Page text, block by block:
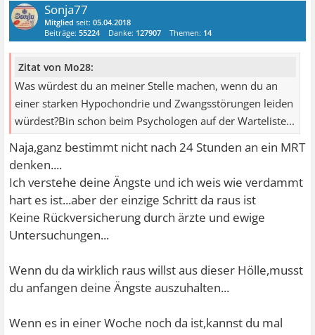
Sonja77
Mitglied seit:05.04.2018
Beiträge:55224 Danke: 127907 Themen: 14
Zitat von Mo28:
Was würdest du an meiner Stelle machen, wenn du an
einer starken Hypochondrie und Zwangsstörungen leiden
würdest?Bin schon beim Psychologen auf der Warteliste...
Naja,ganz bestimmt nicht nach 24 Stunden an ein MRT
denken....
Ich verstehe deine Ängste und ich weis wie verdammt
hart es ist...aber der einzige Schritt da raus ist
Keine Rückversicherung durch ärzte und ewige
Untersuchungen...
Wenn du da wirklich raus willst aus dieser Hölle,musst
du anfangen deine Ängste auszuhalten...
Wenn es in einer Woche noch da ist,kannst du mal